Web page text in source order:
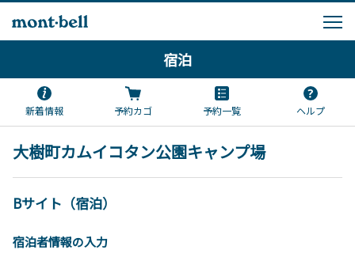
宿泊
新着情報 予約カゴ 予約一覧 ヘルプ
大樹町カムイコタン公園キャンプ場
Bサイト（宿泊）
宿泊者情報の入力